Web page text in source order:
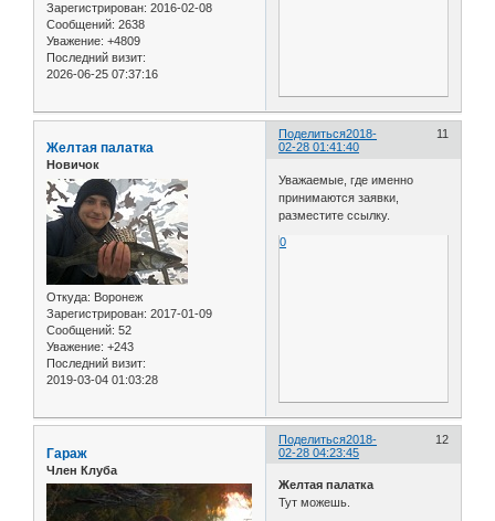
Зарегистрирован: 2016-02-08
Сообщений: 2638
Уважение: +4809
Последний визит:
2026-06-25 07:37:16
Поделиться 11
2018-
02-28 01:41:40
Желтая палатка
Новичок
Откуда: Воронеж
Зарегистрирован: 2017-01-09
Сообщений: 52
Уважение: +243
Последний визит:
2019-03-04 01:03:28
Уважаемые, где именно
принимаются заявки,
разместите ссылку.
0
Поделиться 12
2018-
02-28 04:23:45
Гараж
Член Клуба
Желтая палатка
Тут можешь.